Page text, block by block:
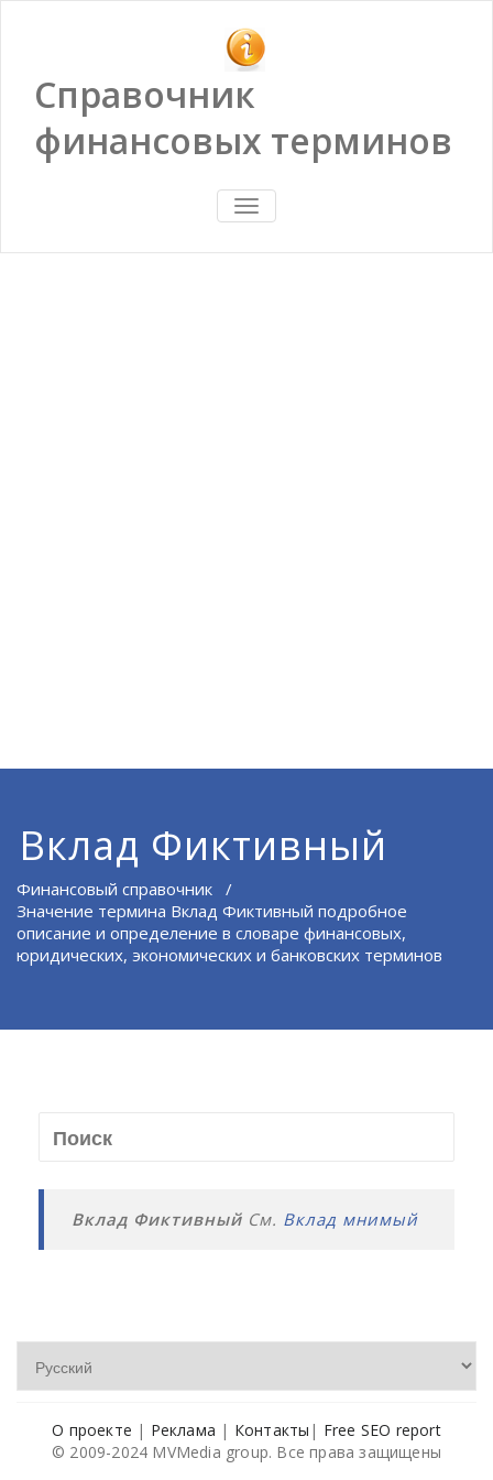
Справочник
финансовых терминов
ПОКАЗАТЬ/
СКРЫТЬ
Вклад Фиктивный
Финансовый справочник /
Значение термина Вклад Фиктивный подробное
описание и определение в словаре финансовых,
юридических, экономических и банковских терминов
Вклад Фиктивный См. Вклад мнимый
О проекте | Реклама | Контакты | Free SEO report
© 2009-2024 MVMedia group. Все права защищены